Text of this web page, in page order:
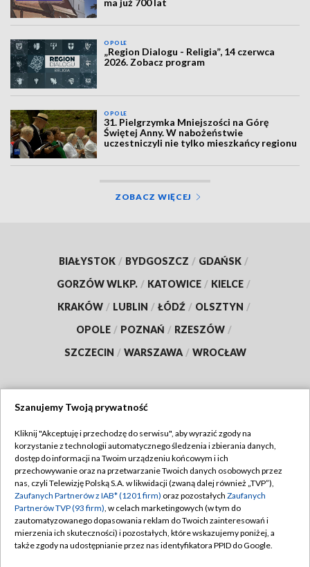
OPOLE
„Region Dialogu - Religia”, 14 czerwca
2026. Zobacz program
OPOLE
31. Pielgrzymka Mniejszości na Górę
Świętej Anny. W nabożeństwie
uczestniczyli nie tylko mieszkańcy regionu
ZOBACZ WIĘCEJ
BIAŁYSTOK / BYDGOSZCZ / GDAŃSK /
GORZÓW WLKP. / KATOWICE / KIELCE /
KRAKÓW / LUBLIN / ŁÓDŹ / OLSZTYN /
OPOLE / POZNAŃ / RZESZÓW /
SZCZECIN / WARSZAWA / WROCŁAW
TVP
Abonament TVP
Emisja w TVP
Centrum informacji TVP
Naziemna Telewizja Cyfrowa
Regulamin TVP
Polityka prywatności
Moje zgody
Pomoc
Szanujemy Twoją prywatność
Kliknij "Akceptuję i przechodzę do serwisu", aby wyrazić zgody na
korzystanie z technologii automatycznego śledzenia i zbierania danych,
dostęp do informacji na Twoim urządzeniu końcowym i ich
przechowywanie oraz na przetwarzanie Twoich danych osobowych przez
nas, czyli Telewizję Polską S.A. w likwidacji (zwaną dalej również „TVP”),
Zaufanych Partnerów z IAB* (1201 firm) oraz pozostałych Zaufanych
Partnerów TVP (93 firm), w celach marketingowych (w tym do
zautomatyzowanego dopasowania reklam do Twoich zainteresowań i
mierzenia ich skuteczności) i pozostałych, które wskazujemy poniżej, a
także zgody na udostępnianie przez nas identyfikatora PPID do Google.